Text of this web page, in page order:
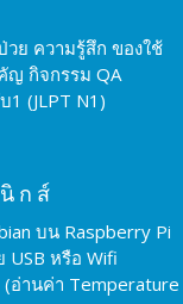
วย ความรู้สึก ของใช้
ญ กิจกรรม QA
(JLPT N1)
กส์
บน Raspberry Pi
USB หรือ Wifi
อ่านค่า Temperature